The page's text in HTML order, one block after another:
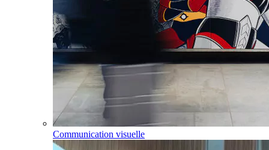
Communication visuelle